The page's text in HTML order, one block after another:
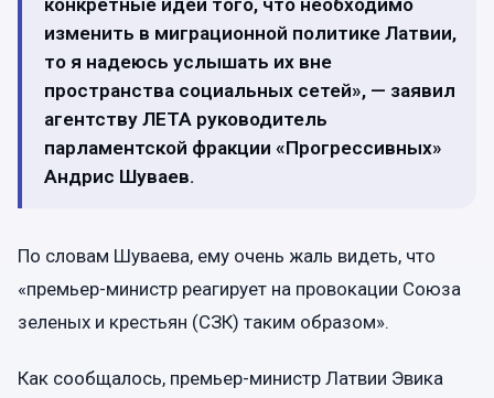
изменить в миграционной политике Латвии,
то я надеюсь услышать их вне
пространства социальных сетей», — заявил
агентству ЛЕТА руководитель
парламентской фракции «Прогрессивных»
Андрис Шуваев.
По словам Шуваева, ему очень жаль видеть, что
«премьер-министр реагирует на провокации Союза
зеленых и крестьян (СЗК) таким образом».
Как сообщалось, премьер-министр Латвии Эвика